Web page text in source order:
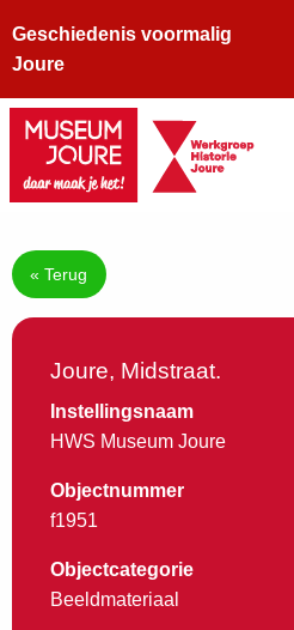
Geschiedenis voormalig
Joure
« Terug
Joure, Midstraat.
Instellingsnaam
HWS Museum Joure
Objectnummer
f1951
Objectcategorie
Beeldmateriaal